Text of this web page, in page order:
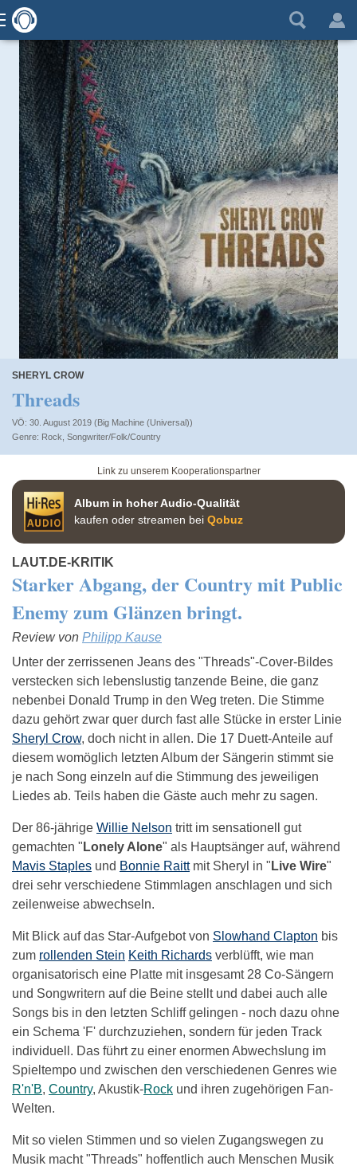
SHERYL CROW
Threads
VÖ: 30. August 2019 (Big Machine (Universal))
Rock Songwriter/Folk/Country
Link zu unserem Kooperationspartner
Album in hoher Audio-Qualität
kaufen oder streamen bei Qobuz
LAUT.DE-KRITIK
Starker Abgang, der Country mit Public
Enemy zum Glänzen bringt.
Review von Philipp Kause
Unter der zerrissenen Jeans des "Threads"-Cover-Bildes
verstecken sich lebenslustig tanzende Beine, die ganz
nebenbei Donald Trump in den Weg treten. Die Stimme
dazu gehört zwar quer durch fast alle Stücke in erster Linie
Sheryl Crow, doch nicht in allen. Die 17 Duett-Anteile auf
diesem womöglich letzten Album der Sängerin stimmt sie
je nach Song einzeln auf die Stimmung des jeweiligen
Liedes ab. Teils haben die Gäste auch mehr zu sagen.
Der 86-jährige Willie Nelson tritt im sensationell gut
gemachten " Lonely Alone" als Hauptsänger auf, während
Mavis Staples und Bonnie Raittmit Sheryl in " Live Wire"
drei sehr verschiedene Stimmlagen anschlagen und sich
zeilenweise abwechseln.
Mit Blick auf das Star-Aufgebot von Slowhand Clapton bis
zum rollenden Stein Keith Richards verblüfft, wie man
organisatorisch eine Platte mit insgesamt 28 Co-Sängern
und Songwritern auf die Beine stellt und dabei auch alle
Songs bis in den letzten Schliff gelingen - noch dazu ohne
ein Schema 'F' durchzuziehen, sondern für jeden Track
individuell. Das führt zu einer enormen Abwechslung im
Spieltempo und zwischen den verschiedenen Genres wie
R'n'B, Country, Akustik-Rock und ihren zugehörigen Fan-
Welten.
Mit so vielen Stimmen und so vielen Zugangswegen zu
Musik macht "Threads" hoffentlich auch Menschen Musik